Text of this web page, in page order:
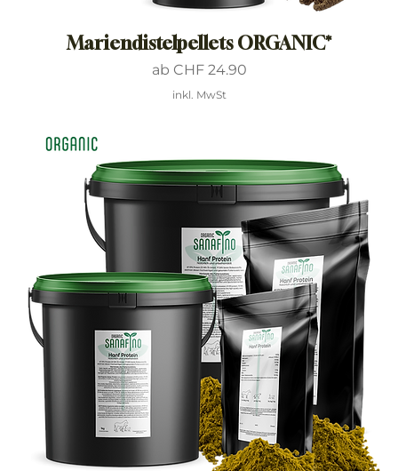
Mariendistelpellets ORGANIC*
ab CHF 24.90
Sale-Preis
inkl. MwSt